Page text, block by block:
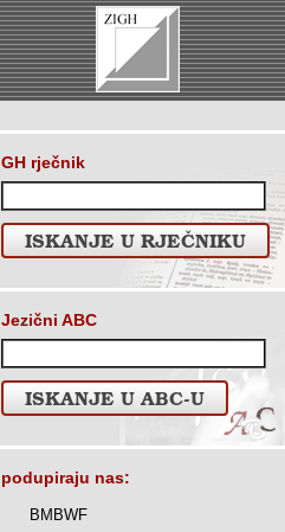
GH rječnik
ISKANJE U RJEČNIKU
Jezični ABC
ISKANJE U ABC-U
podupiraju nas:
BMBWF